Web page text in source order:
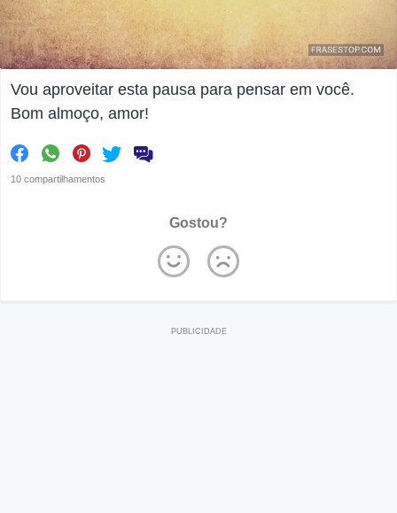
Vou aproveitar esta pausa para pensar em você.
Bom almoço, amor!
10 compartilhamentos
Gostou?